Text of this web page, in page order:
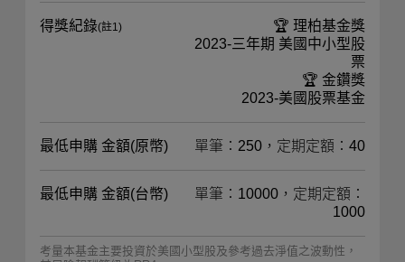
得獎紀錄(註1)
🏆 理柏基金獎
2023-三年期 美國中小型股
票
🏆 金鑽獎
2023-美國股票基金
最低申購 金額(原幣) 單筆：250，定期定額：40
最低申購 金額(台幣)
單筆：10000，定期定額：
1000
考量本基金主要投資於美國小型股及參考過去淨值之波動性，